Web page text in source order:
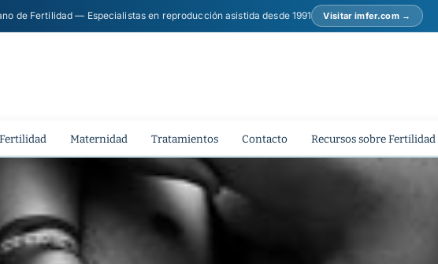
de Fertilidad — Especialistas en reproducción asistida desde 1991 Visitar imfer.com →
Maternidad Tratamientos Contacto Recursos sobre